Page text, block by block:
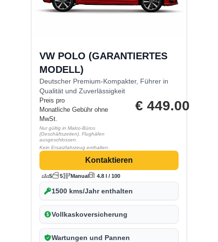
VW POLO (GARANTIERTES
MODELL)
Deutscher Premium-Kompakter, Führer in
Qualität und Zuverlässigkeit
Preis pro
Monatliche Gebühr ohne
MwSt.
Nur gültig in Malco-Büros
(Geschäftszeiten). Flughäfen
ausgeschlossen.
Kein Ersatzfahrzeug enthalten.
€ 449.00
Kontaktieren
5 5 Manual 4.8 l / 100
1500 kms/Jahr enthalten
Vollkaskoversicherung
Wartungen und Pannen